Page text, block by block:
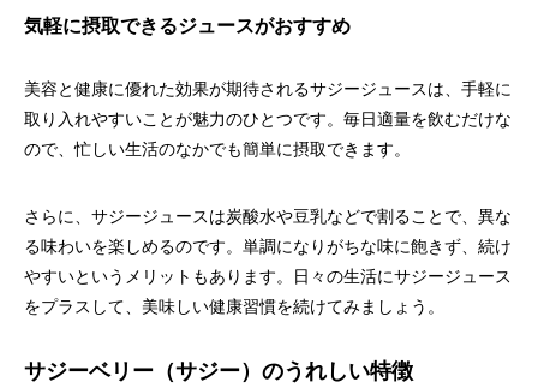
気軽に摂取できるジュースがおすすめ
美容と健康に優れた効果が期待されるサジージュースは、手軽に
取り入れやすいことが魅力のひとつです。毎日適量を飲むだけな
ので、忙しい生活のなかでも簡単に摂取できます。
さらに、サジージュースは炭酸水や豆乳などで割ることで、異な
る味わいを楽しめるのです。単調になりがちな味に飽きず、続け
やすいというメリットもあります。日々の生活にサジージュース
をプラスして、美味しい健康習慣を続けてみましょう。
サジーベリー（サジー）のうれしい特徴